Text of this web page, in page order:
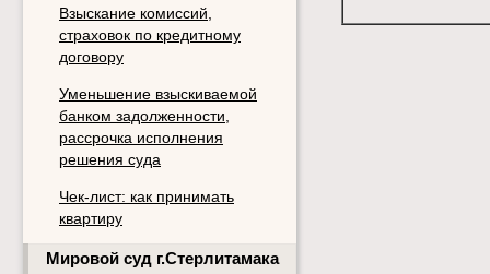
Взыскание комиссий,
страховок по кредитному
договору
Уменьшение взыскиваемой
банком задолженности,
рассрочка исполнения
решения суда
Чек-лист: как принимать
квартиру
Мировой суд г.Стерлитамака